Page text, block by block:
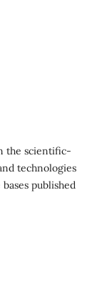
the scientific-
technologies
published